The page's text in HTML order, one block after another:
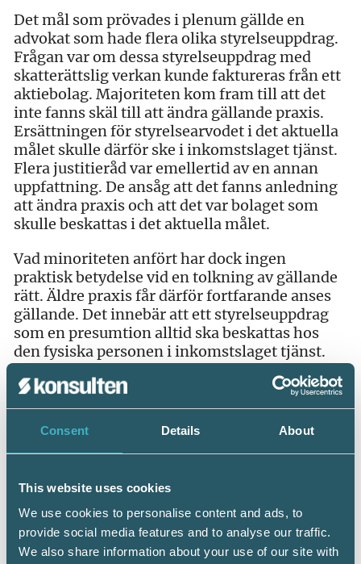
Consent Details About
This website uses cookies
We use cookies to personalise content and ads, to
provide social media features and to analyse our traffic.
We also share information about your use of our site with
Det mål som prövades i plenum gällde en
advokat som hade flera olika styrelseuppdrag.
Frågan var om dessa styrelseuppdrag med
skatterättslig verkan kunde faktureras från ett
aktiebolag. Majoriteten kom fram till att det
inte fanns skäl till att ändra gällande praxis.
Ersättningen för styrelsearvodet i det aktuella
målet skulle därför ske i inkomstslaget tjänst.
Flera justitieråd var emellertid av en annan
uppfattning. De ansåg att det fanns anledning
att ändra praxis och att det var bolaget som
skulle beskattas i det aktuella målet.
Vad minoriteten anfört har dock ingen
praktisk betydelse vid en tolkning av gällande
rätt. Äldre praxis får därför fortfarande anses
gällande. Det innebär att ett styrelseuppdrag
som en presumtion alltid ska beskattas hos
den fysiska personen i inkomstslaget tjänst.
tidsbegränsat och gäller en specifik insats i
bolaget. Vidare torde en förutsättning vara att
personen också är verkställande direktör i
klart att det krävs en lagändring för att
på samma villkor som andra uppdrag.